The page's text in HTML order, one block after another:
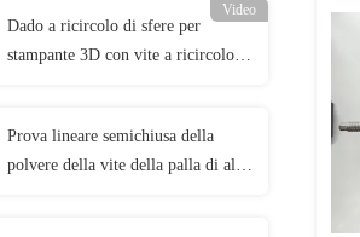
Video
Dado a ricircolo di sfere per
stampante 3D con vite a ricircolo di
Prova lineare semichiusa della
polvere della vite della palla di alta